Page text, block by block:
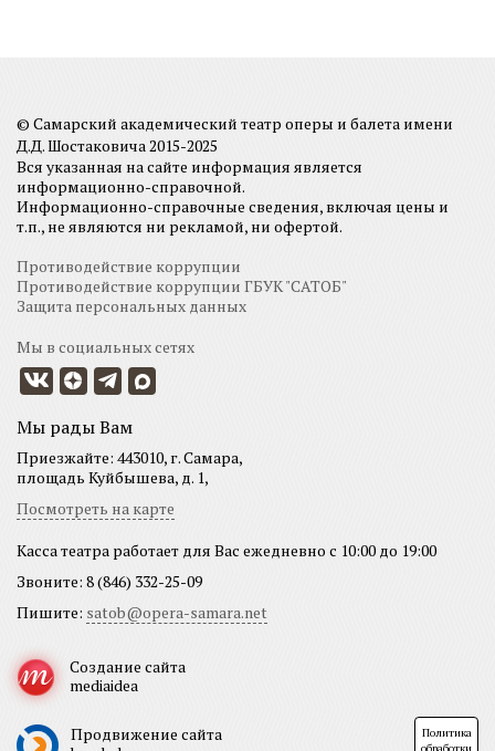
© Самарский академический театр оперы и балета имени
Д.Д. Шостаковича 2015-2025
Вся указанная на сайте информация является
информационно-справочной.
Информационно-справочные сведения, включая цены и
т.п., не являются ни рекламой, ни офертой.
Противодействие коррупции
Противодействие коррупции ГБУК "САТОБ"
Защита персональных данных
Мы в социальных сетях
Мы рады Вам
Приезжайте: 443010, г. Самара,
площадь Куйбышева, д. 1,
Посмотреть на карте
Касса театра работает для Вас ежедневно с 10:00 до 19:00
Звоните: 8 (846) 332-25-09
Пишите: satob@opera-samara.net
Создание сайта
mediaidea
Продвижение сайта
Политика